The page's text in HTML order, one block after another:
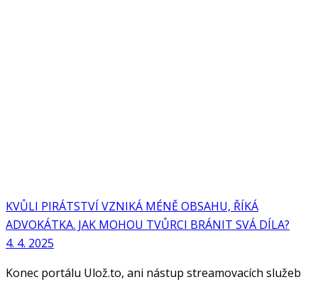
KVŮLI PIRÁTSTVÍ VZNIKÁ MÉNĚ OBSAHU, ŘÍKÁ
ADVOKÁTKA. JAK MOHOU TVŮRCI BRÁNIT SVÁ DÍLA?
4. 4. 2025
Konec portálu Ulož.to, ani nástup streamovacích služeb